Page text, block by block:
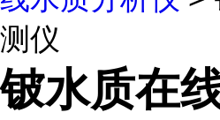
测仪
铍水质在